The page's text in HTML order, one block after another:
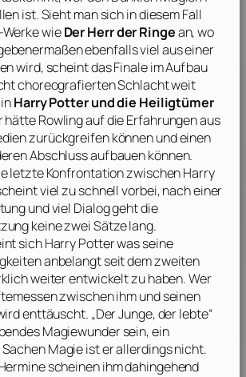
ist. Sieht man sich in diesem Fall
wieDer Herr der Ringean, wo
ebenfalls viel aus einer
wird, scheint das Finale im Aufbau
choreografierten Schlacht weit
Harry Potter und die Heiligtümer
hätteRowlingauf die Erfahrungen aus
zurückgreifen können und einen
Abschluss aufbauen können.
letzte Konfrontation zwischen Harry
viel zu schnell vorbei, nach einer
und viel Dialog geht die
keine zwei Sätze lang.
sich Harry Potter was seine
anbelangt seit dem zweiten
weiter entwickelt zu haben. Wer
zwischen ihm und seinen
enttäuscht. „Der Junge, der lebte“
Magiewunder sein, ein
Magie ist er allerdings nicht.
scheinen ihm dahingehend